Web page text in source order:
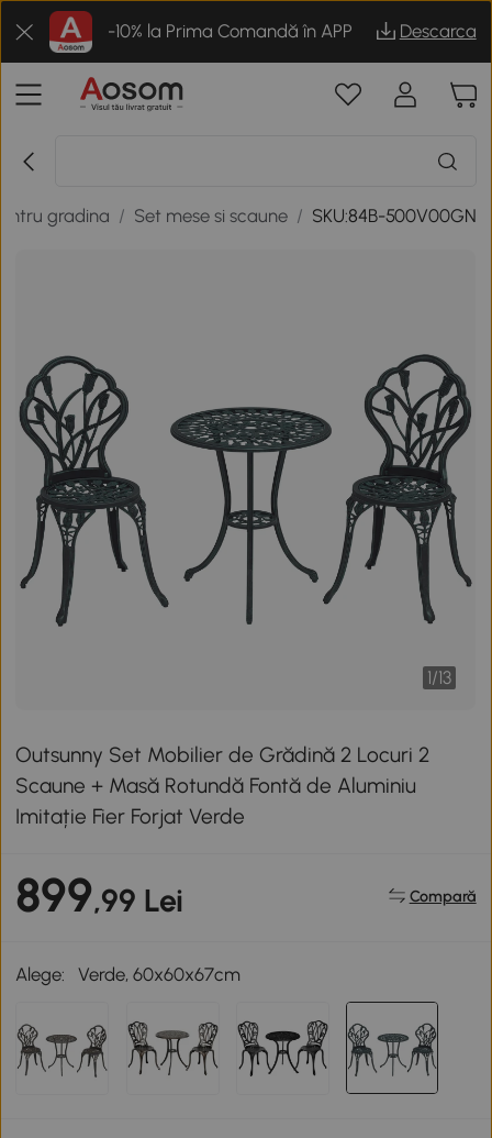
-10% la Prima Comandă în APP Descarca
gradina / Set mese si scaune / SKU:84B-500V00GN
1/13
Outsunny Set Mobilier de Grădină 2 Locuri 2
Scaune + Masă Rotundă Fontă de Aluminiu
Imitație Fier Forjat Verde
899,99 Lei Compară
Alege: Verde, 60x60x67cm